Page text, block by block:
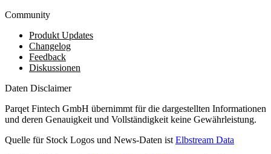
Community
Produkt Updates
Changelog
Feedback
Diskussionen
Daten Disclaimer
Parqet Fintech GmbH übernimmt für die dargestellten Informationen
und deren Genauigkeit und Vollständigkeit keine Gewährleistung.
Quelle für Stock Logos und News-Daten ist Elbstream Data